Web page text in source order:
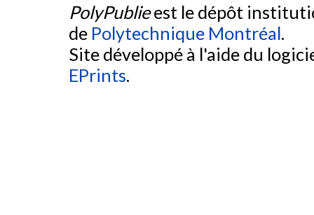
PolyPublieest le dépôt
de Polytechnique Montréal.
Site développé à l'aide du
EPrints.